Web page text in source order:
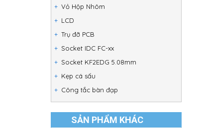
Vỏ Hộp Nhôm
LCD
Trụ đỡ PCB
Socket IDC FC-xx
Socket KF2EDG 5.08mm
Kẹp cá sấu
Công tắc bàn đạp
SẢN PHẨM KHÁC